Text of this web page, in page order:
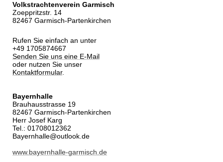
Volkstrachtenverein Garmisch
Zoeppritzstr. 14
82467 Garmisch-Partenkirchen
Rufen Sie einfach an unter
+49 1705874667
Senden Sie uns eine E-Mail
oder nutzen Sie unser
Kontaktformular.
Bayernhalle
Brauhausstrasse 19
82467 Garmisch-Partenkirchen
Herr Josef Karg
Tel.: 01708012362
Bayernhalle@outlook.de
www.bayernhalle-garmisch.de